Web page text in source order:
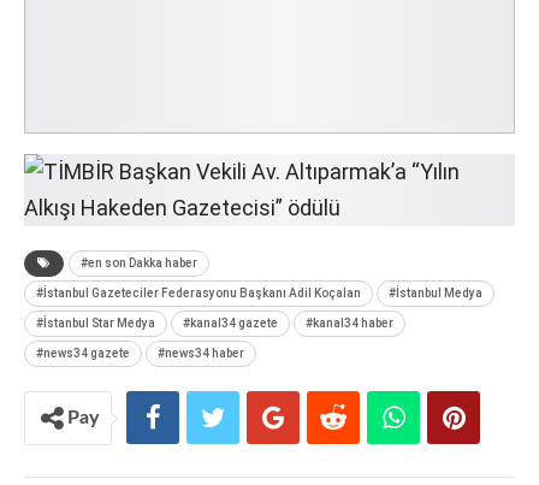
#en son Dakka haber
#İstanbul Gazeteciler Federasyonu Başkanı Adil Koçalan #İstanbul Medya
#İstanbul Star Medya #kanal34 gazete #kanal34 haber
#news34 gazete #news34 haber
Pay